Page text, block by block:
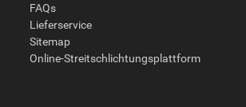
FAQs
Lieferservice
Sitemap
Online-Streitschlichtungsplattform